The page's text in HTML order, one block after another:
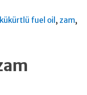
fuel oil , zam,